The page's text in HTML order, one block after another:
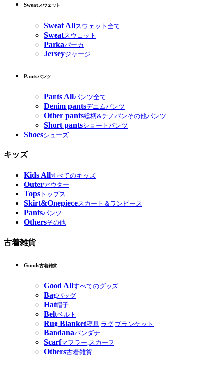
Sweatスウェット
Sweat Allスウェット全て
Sweatスウェット
Parkaパーカ
Jerseyジャージ
Pantsパンツ
Pants Allパンツ全て
Denim pantsデニムパンツ
Other pants総柄&チノパンその他パンツ
Short pantsショートパンツ
Shoesシューズ
キッズ
Kids Allすべてのキッズ
Outerアウター
Tops トップス
Skirt&Onepieceスカート＆ワンピース
Pantsパンツ
Othersその他
古着雑貨
Goods古着雑貨
Good Allすべてのグッズ
Bagバッグ
Hat帽子
Beltベルト
Rug Blanket寝具,ラグ,ブランケット
Bandanaバンダナ
Scarfマフラー,スカーフ
Others古着雑貨